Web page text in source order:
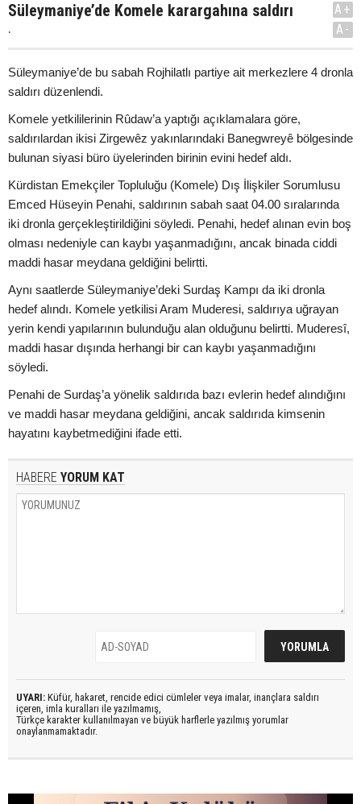
Süleymaniye’de Komele karargahına saldırı
.
A+
A-
Süleymaniye’de bu sabah Rojhilatlı partiye ait merkezlere 4 dronla
saldırı düzenlendi.
Komele yetkililerinin Rûdaw’a yaptığı açıklamalara göre,
saldırılardan ikisi Zirgewêz yakınlarındaki Banegwreyê bölgesinde
bulunan siyasi büro üyelerinden birinin evini hedef aldı.
Kürdistan Emekçiler Topluluğu (Komele) Dış İlişkiler Sorumlusu
Emced Hüseyin Penahi, saldırının sabah saat 04.00 sıralarında
iki dronla gerçekleştirildiğini söyledi. Penahi, hedef alınan evin boş
olması nedeniyle can kaybı yaşanmadığını, ancak binada ciddi
maddi hasar meydana geldiğini belirtti.
Aynı saatlerde Süleymaniye’deki Surdaş Kampı da iki dronla
hedef alındı. Komele yetkilisi Aram Muderesi, saldırıya uğrayan
yerin kendi yapılarının bulunduğu alan olduğunu belirtti. Muderesî,
maddi hasar dışında herhangi bir can kaybı yaşanmadığını
söyledi.
Penahi de Surdaş’a yönelik saldırıda bazı evlerin hedef alındığını
ve maddi hasar meydana geldiğini, ancak saldırıda kimsenin
hayatını kaybetmediğini ifade etti.
HABERE YORUM KAT
UYARI: Küfür, hakaret, rencide edici cümleler veya imalar, inançlara saldırı
içeren, imla kuralları ile yazılmamış,
Türkçe karakter kullanılmayan ve büyük harflerle yazılmış yorumlar
onaylanmamaktadır.